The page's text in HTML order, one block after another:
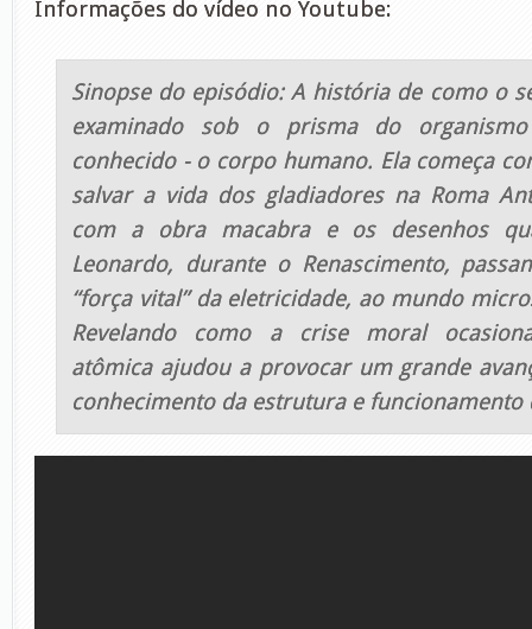
Informações do vídeo no Youtube:
Sinopse do episódio: A história de como o
examinado sob o prisma do
conhecido - o corpo humano. Ela começa
salvar a vida dos gladiadores na Roma
com a obra macabra e os desenhos
Leonardo, durante o Renascimento,
“força vital” da eletricidade, ao mundo
Revelando como a crise moral
atômica ajudou a provocar um grande
conhecimento da estrutura e funcionamento